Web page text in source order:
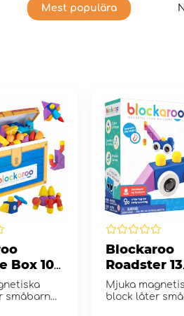
Mest populära
Box 100
småbarn
Blockaroo
Roadster 13
delar
Mjuka
block låter